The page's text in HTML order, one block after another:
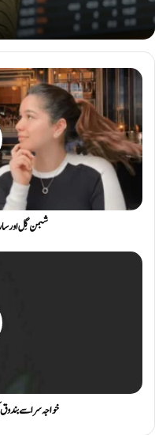
شبمن گِل اور
خواجہ سرا سے بندوق